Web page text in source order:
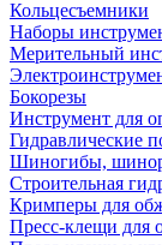
Кольцесъемники
Наборы
Мерительный
Бокорезы
Инструмент для
Гидравлические
Шиногибы,
Строительная
Кримперы для
Пресс-клещи для